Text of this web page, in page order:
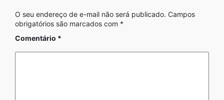
O seu endereço de e-mail não será publicado. Campos
obrigatórios são marcados com *
Comentário *